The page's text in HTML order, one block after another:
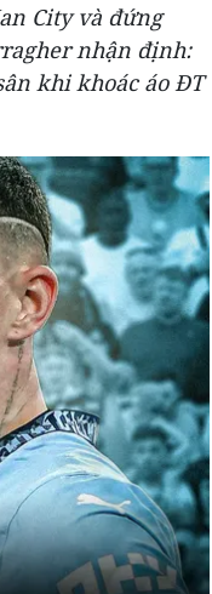
City và đứng
nhận định:
khi khoác áo ĐT